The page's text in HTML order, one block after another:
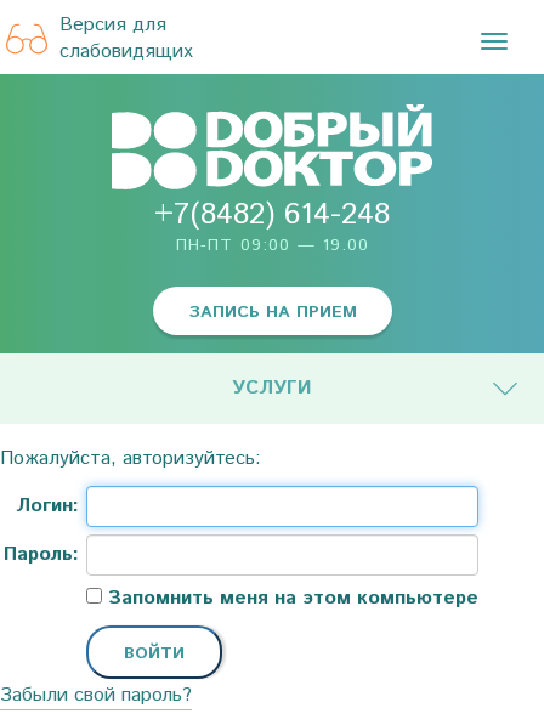
Версия для
слабовидящих
+7(8482) 614-248
ПН-ПТ 09:00 — 19.00
ЗАПИСЬ НА ПРИЕМ
УСЛУГИ
Пожалуйста, авторизуйтесь:
Логин:
Пароль:
Запомнить меня на этом компьютере
Забыли свой пароль?